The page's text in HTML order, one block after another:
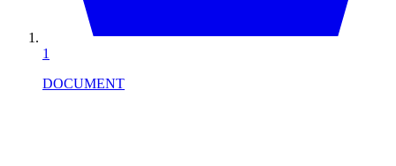
1
DOCUMENT